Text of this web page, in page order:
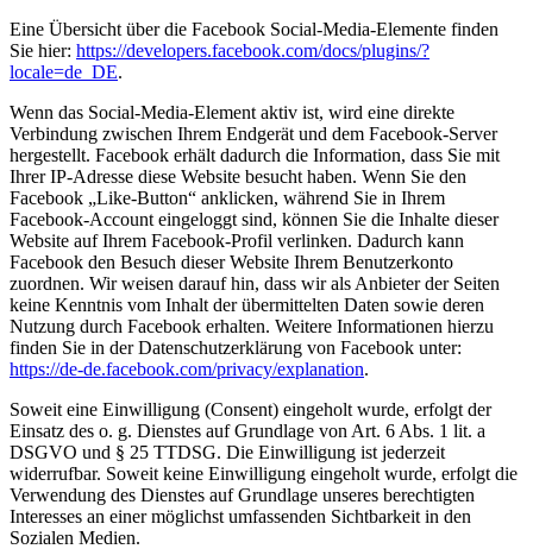
Eine Übersicht über die Facebook Social-Media-Elemente finden
Sie hier: https://developers.facebook.com/docs/plugins/?
locale=de_DE.
Wenn das Social-Media-Element aktiv ist, wird eine direkte
Verbindung zwischen Ihrem Endgerät und dem Facebook-Server
hergestellt. Facebook erhält dadurch die Information, dass Sie mit
Ihrer IP-Adresse diese Website besucht haben. Wenn Sie den
Facebook „Like-Button“ anklicken, während Sie in Ihrem
Facebook-Account eingeloggt sind, können Sie die Inhalte dieser
Website auf Ihrem Facebook-Profil verlinken. Dadurch kann
Facebook den Besuch dieser Website Ihrem Benutzerkonto
zuordnen. Wir weisen darauf hin, dass wir als Anbieter der Seiten
keine Kenntnis vom Inhalt der übermittelten Daten sowie deren
Nutzung durch Facebook erhalten. Weitere Informationen hierzu
finden Sie in der Datenschutzerklärung von Facebook unter:
https://de-de.facebook.com/privacy/explanation.
Soweit eine Einwilligung (Consent) eingeholt wurde, erfolgt der
Einsatz des o. g. Dienstes auf Grundlage von Art. 6 Abs. 1 lit. a
DSGVO und § 25 TTDSG. Die Einwilligung ist jederzeit
widerrufbar. Soweit keine Einwilligung eingeholt wurde, erfolgt die
Verwendung des Dienstes auf Grundlage unseres berechtigten
Interesses an einer möglichst umfassenden Sichtbarkeit in den
Sozialen Medien.